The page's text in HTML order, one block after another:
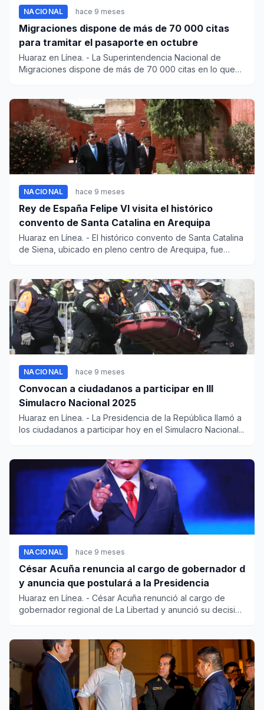
NACIONAL hace 9 meses
Migraciones dispone de más de 70 000 citas
para tramitar el pasaporte en octubre
Huaraz en Línea. - La Superintendencia Nacional de
Migraciones dispone de más de 70 000 citas en lo que
NACIONAL hace 9 meses
Rey de España Felipe VI visita el histórico
convento de Santa Catalina en Arequipa
Huaraz en Línea. - El histórico convento de Santa Catalina
de Siena, ubicado en pleno centro de Arequipa, fue
NACIONAL hace 9 meses
Convocan a ciudadanos a participar en III
Simulacro Nacional 2025
Huaraz en Línea. - La Presidencia de la República llamó a
los ciudadanos a participar hoy en el Simulacro Nacional...
NACIONAL hace 9 meses
César Acuña renuncia al cargo de gobernador d
y anuncia que postulará a la Presidencia
Huaraz en Línea. - César Acuña renunció al cargo de
gobernador regional de La Libertad y anunció su decisión